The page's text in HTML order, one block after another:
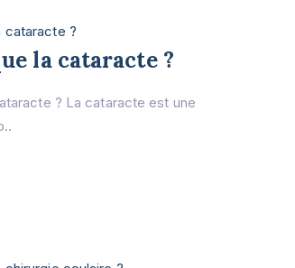
la cataracte ?
? La cataracte est une